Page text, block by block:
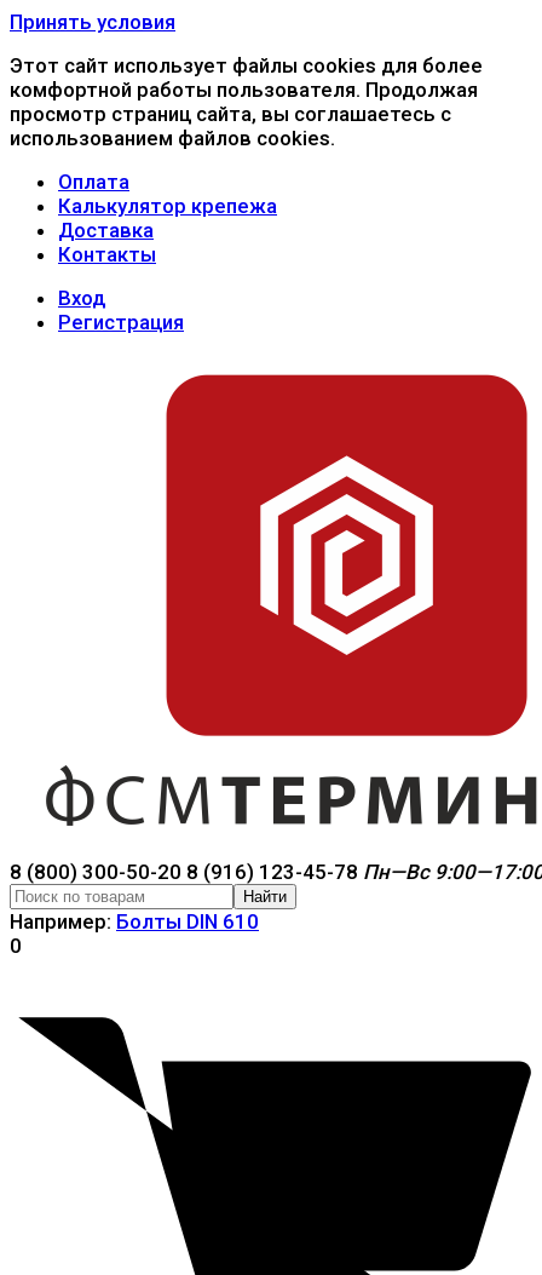
Принять условия
Этот сайт использует файлы cookies для более
комфортной работы пользователя. Продолжая
просмотр страниц сайта, вы соглашаетесь с
использованием файлов cookies.
Оплата
Калькулятор крепежа
Доставка
Контакты
Вход
Регистрация
8 (800) 300-50-20 8 (916) 123-45-78 Пн—Вс
Найти
Например: Болты DIN 610
0